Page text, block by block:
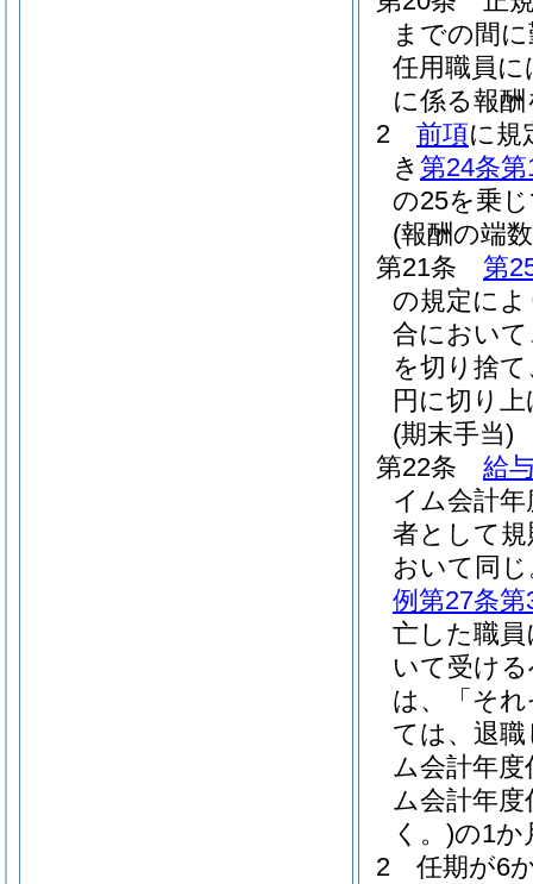
までの間
任用職員
に係る報
2
前項に規
き 第24条第
の25を乗
(報酬の端
第21条
第
の規定に
合におい
を切り捨
円に切り
(期末手当)
第22条
給
イム会計
者として
おいて同じ
例第27条第
亡した職
いて受け
は、「そ
ては、退
ム会計年
ム会計年
く。)の1か
2
任期が6